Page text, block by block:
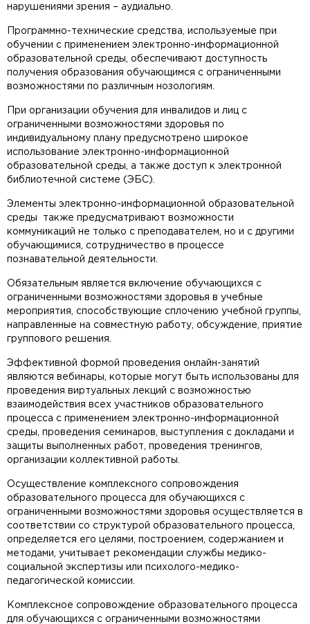
нарушениями зрения – аудиально.
Программно-технические средства, используемые при
обучении с применением электронно-информационной
образовательной среды, обеспечивают доступность
получения образования обучающимся с ограниченными
возможностями по различным нозологиям.
При организации обучения для инвалидов и лиц с
ограниченными возможностями здоровья по
индивидуальному плану предусмотрено широкое
использование электронно-информационной
образовательной среды, а также доступ к электронной
библиотечной системе (ЭБС).
Элементы электронно-информационной образовательной
среды также предусматривают возможности
коммуникаций не только с преподавателем, но и с другими
обучающимися, сотрудничество в процессе
познавательной деятельности.
Обязательным является включение обучающихся с
ограниченными возможностями здоровья в учебные
мероприятия, способствующие сплочению учебной группы,
направленные на совместную работу, обсуждение, приятие
группового решения.
Эффективной формой проведения онлайн-занятий
являются вебинары, которые могут быть использованы для
проведения виртуальных лекций с возможностью
взаимодействия всех участников образовательного
процесса с применением электронно-информационной
среды, проведения семинаров, выступления с докладами и
защиты выполненных работ, проведения тренингов,
организации коллективной работы.
Осуществление комплексного сопровождения
образовательного процесса для обучающихся с
ограниченными возможностями здоровья осуществляется в
соответствии со структурой образовательного процесса,
определяется его целями, построением, содержанием и
методами, учитывает рекомендации службы медико-
социальной экспертизы или психолого-медико-
педагогической комиссии.
Комплексное сопровождение образовательного процесса
для обучающихся с ограниченными возможностями